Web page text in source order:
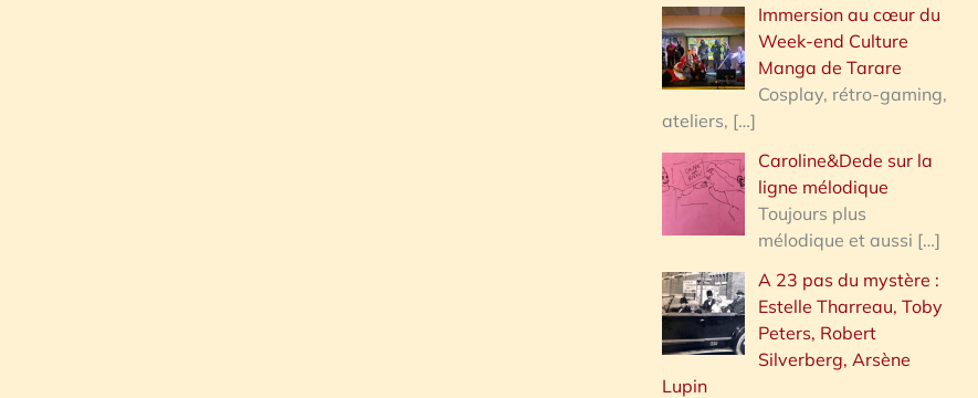
:
Immersion au cœur du
Week-end Culture
Manga de Tarare
Cosplay, rétro-gaming,
ateliers, […]
Caroline&Dede sur la
ligne mélodique
Toujours plus
mélodique et aussi […]
A 23 pas du mystère :
Estelle Tharreau, Toby
Peters, Robert
Silverberg, Arsène
Lupin